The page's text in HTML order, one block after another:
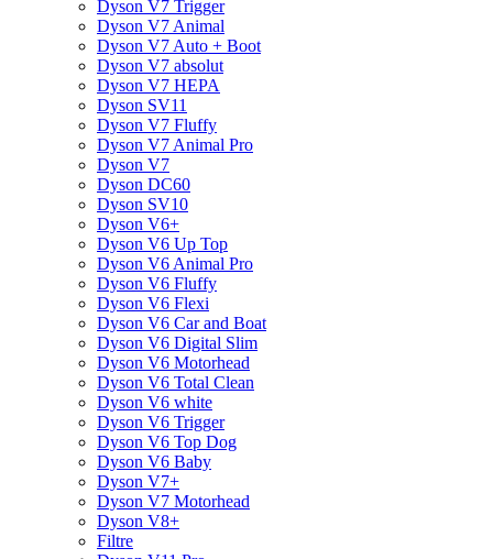
Dyson V7 Trigger
Dyson V7 Animal
Dyson V7 Auto + Boot
Dyson V7 absolut
Dyson V7 HEPA
Dyson SV11
Dyson V7 Fluffy
Dyson V7 Animal Pro
Dyson V7
Dyson DC60
Dyson SV10
Dyson V6+
Dyson V6 Up Top
Dyson V6 Animal Pro
Dyson V6 Fluffy
Dyson V6 Flexi
Dyson V6 Car and Boat
Dyson V6 Digital Slim
Dyson V6 Motorhead
Dyson V6 Total Clean
Dyson V6 white
Dyson V6 Trigger
Dyson V6 Top Dog
Dyson V6 Baby
Dyson V7+
Dyson V7 Motorhead
Dyson V8+
Filtre